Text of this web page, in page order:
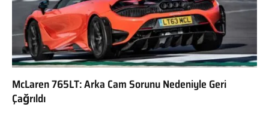
McLaren 765LT: Arka Cam Sorunu Nedeniyle Geri
Çağrıldı